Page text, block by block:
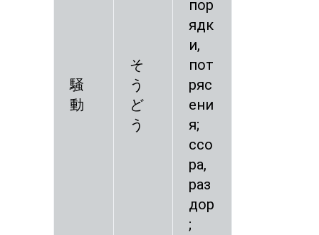
騒
動
そ
う
ど
う
пор
ядк
и,
пот
ряс
ени
я;
ссо
ра,
раз
дор
;